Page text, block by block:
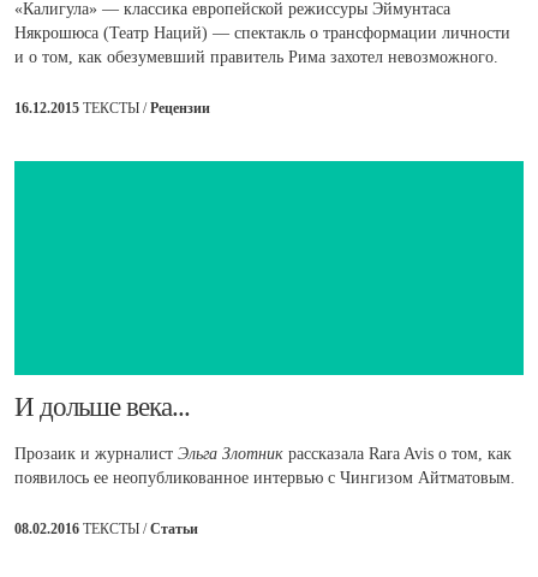
«Калигула» — классика европейской режиссуры Эймунтаса
Някрошюса (Театр Наций) — спектакль о трансформации личности
и о том, как обезумевший правитель Рима захотел невозможного.
16.12.2015 ТЕКСТЫ /Рецензии
И дольше века...
Прозаик и журналист Эльга Злотник рассказала Rara Avis о том, как
появилось ее неопубликованное интервью с Чингизом Айтматовым.
08.02.2016 ТЕКСТЫ /Статьи